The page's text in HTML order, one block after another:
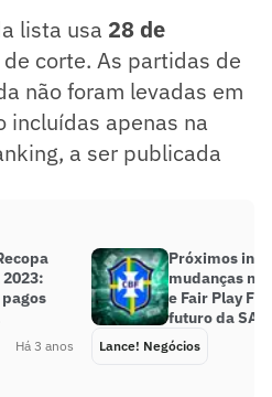
lista usa 28 de
corte. As partidas de
não foram levadas em
incluídas apenas na
a ser publicada
Há 3 anos
Próximos
mudanças na
e Fair Play
futuro da SAF
Lance! Negócios